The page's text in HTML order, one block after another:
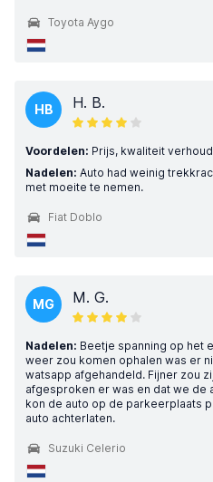
Toyota Aygo
HB H. B.
Voordelen: Prijs, kwaliteit
Nadelen: Auto had weinig
met moeite te nemen.
Fiat Doblo
MG M. G.
Nadelen: Beetje spanning op het
weer zou komen ophalen was er
watsapp afgehandeld. Fijner zou
afgesproken er was en dat we de
kon de auto op de parkeerplaats
auto achterlaten.
Suzuki Celerio